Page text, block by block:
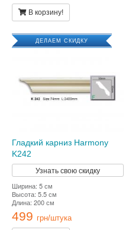
В корзину!
ДЕЛАЕМ СКИДКУ
Гладкий карниз Harmony
K242
Узнать свою скидку
Ширина: 5 см
Высота: 5.5 см
Длина: 200 см
499 грн/штука